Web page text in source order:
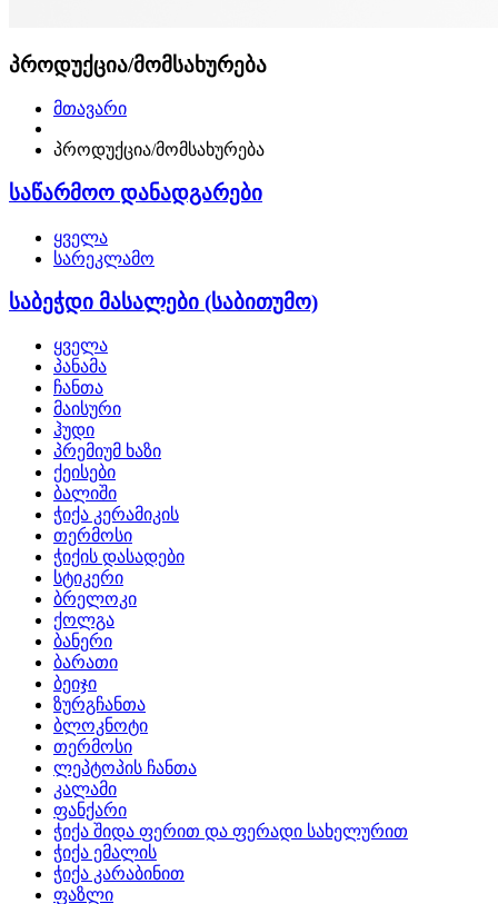
პროდუქცია/მომსახურება
მთავარი
პროდუქცია/მომსახურება
საწარმოო დანადგარები
ყველა
სარეკლამო
საბეჭდი მასალები (საბითუმო)
ყველა
პანამა
ჩანთა
მაისური
ჰუდი
პრემიუმ ხაზი
ქეისები
ბალიში
ჭიქა კერამიკის
თერმოსი
ჭიქის დასადები
სტიკერი
ბრელოკი
ქოლგა
ბანერი
ბარათი
ბეიჯი
ზურგჩანთა
ბლოკნოტი
თერმოსი
ლეპტოპის ჩანთა
კალამი
ფანქარი
ჭიქა შიდა ფერით და ფერადი სახელურით
ჭიქა ემალის
ჭიქა კარაბინით
ფაზლი